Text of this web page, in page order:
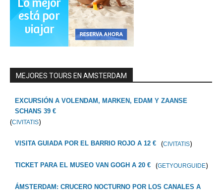
MEJORES TOURS EN AMSTERDAM
EXCURSIÓN A VOLENDAM, MARKEN, EDAM Y ZAANSE
SCHANS 39 €
(CIVITATIS)
VISITA GUIADA POR EL BARRIO ROJO A 12 € (CIVITATIS)
TICKET PARA EL MUSEO VAN GOGH A 20 € (GETYOURGUIDE)
ÁMSTERDAM: CRUCERO NOCTURNO POR LOS CANALES A